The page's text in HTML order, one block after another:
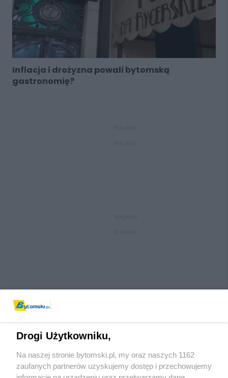
Inflacja i drożyzna powali bytomską
gastronomię?
Wydawca mediów lokalnych
Drogi Użytkowniku,
Na naszej stronie bytomski.pl, my oraz naszych 1162
zaufanych partnerów uzyskujemy dostęp i przechowujemy